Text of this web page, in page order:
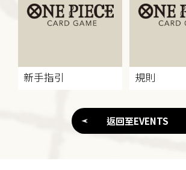
新手指引 規則
返回至EVENTS